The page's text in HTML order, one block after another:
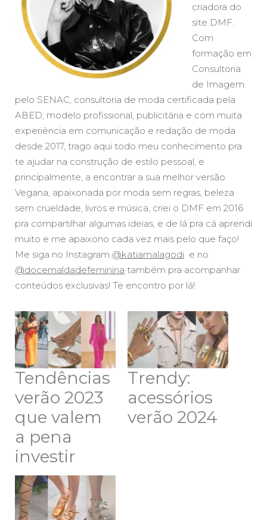
criadora do
site DMF.
Com
formação em
Consultoria
de Imagem
pelo SENAC, consultoria de moda certificada pela
ABED, modelo profissional, publicitária e com muita
experiência em comunicação e redação de moda
desde 2017, trago aqui todo meu conhecimento pra
te ajudar na construção de estilo pessoal, e
principalmente, a encontrar a sua melhor versão.
Vegana, apaixonada por moda sem regras, beleza
sem crueldade, livros e música, criei o DMF em 2016
pra compartilhar algumas ideias, e de lá pra cá aprendi
muito e me apaixono cada vez mais pelo que faço!
Me siga no Instagram @katiamalagodi e no
@docemaldadefeminina também pra acompanhar
conteúdos exclusivas! Te encontro por lá!
Tendências
verão 2023
que valem
a pena
investir
Trendy:
acessórios
verão 2024